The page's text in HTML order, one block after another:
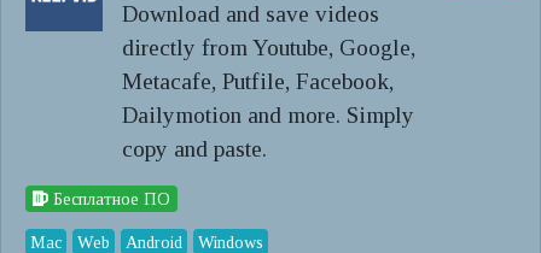
Download and save videos
directly from Youtube, Google,
Metacafe, Putfile, Facebook,
Dailymotion and more. Simply
copy and paste.
Бесплатное ПО
Mac Web Android Windows